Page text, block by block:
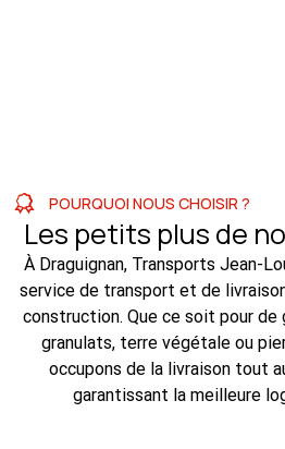
POURQUOI NOUS CHOISIR ?
Les petits plus de
À Draguignan, Transports Jean-
service de transport et de
construction. Que ce soit pour de
granulats, terre végétale ou
occupons de la livraison tout
garantissant la meilleure